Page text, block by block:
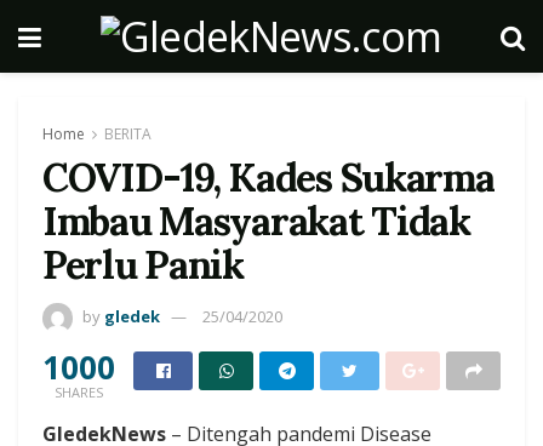
Home BERITA
COVID-19, Kades Sukarma
Imbau Masyarakat Tidak
Perlu Panik
by gledek 25/04/2020
1000
SHARES
GledekNews – Ditengah pandemi Disease